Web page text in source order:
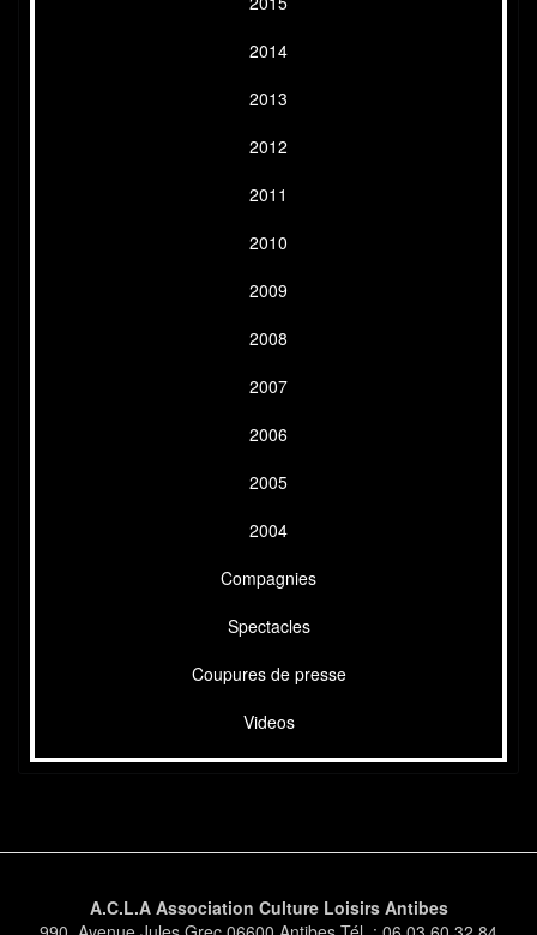
2014
2013
2012
2011
2010
2009
2008
2007
2006
2005
2004
Compagnies
Spectacles
Coupures de presse
Videos
A.C.L.A Association Culture Loisirs Antibes